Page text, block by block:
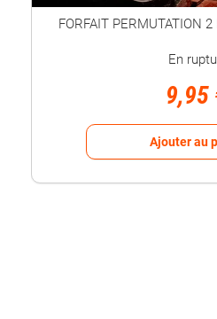
FORFAIT PERMUTATION
En
9,95
Ajouter au